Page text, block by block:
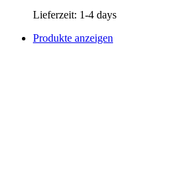
Lieferzeit: 1-4 days
Produkte anzeigen